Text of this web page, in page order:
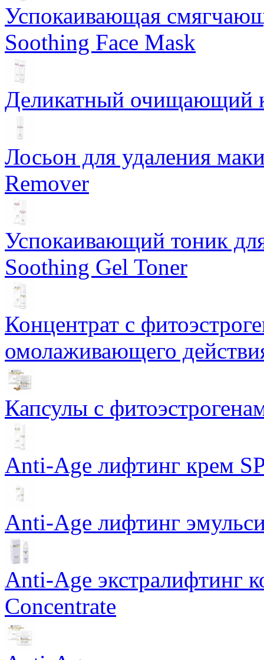
Успокаивающая
Soothing Face Mask
Деликатный очищающий
Лосьон для удаления
Remover
Успокаивающий тоник
Soothing Gel Toner
Концентрат с
омолаживающего
Капсулы с
Anti-Age лифтинг крем
Anti-Age лифтинг
Anti-Age экстралифтинг
Concentrate